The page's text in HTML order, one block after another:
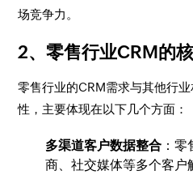
场竞争力。
2、零售行业CRM的
零售行业的CRM需求与其他行
性，主要体现在以下几个方面：
多渠道客户数据整合 ：
商、社交媒体等多个客户